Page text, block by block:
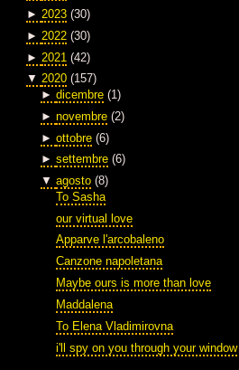
► 2023 (30)
► 2022 (30)
► 2021 (42)
▼ 2020 (157)
► dicembre (1)
► novembre (2)
► ottobre (6)
► settembre (6)
▼ agosto (8)
To Sasha
our virtual love
Apparve l'arcobaleno
Canzone napoletana
Maybe ours is more than love
Maddalena
To Elena Vladimirovna
i'll spy on you through your window